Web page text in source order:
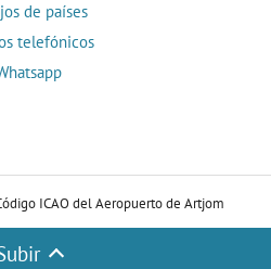
de países
telefónicos
ICAO del Aeropuerto de Artjom